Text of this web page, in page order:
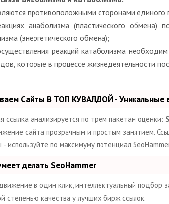
противоположными сторонами единого
анаболизма (пластического обмена)
(энергетического обмена);
реакций катаболизма
которые в процессе жизнедеятельности
Сайты В ТОП КУВАЛДОЙ - Уникальные
ссылка анализируется по трем пакетам оценки:
сайта прозрачным и простым занятием.
- используйте по максимуму потенциал
делать SeoHammer
в один клик, интеллектуальный подбор
степенью качества у лучших бирж ссылок.